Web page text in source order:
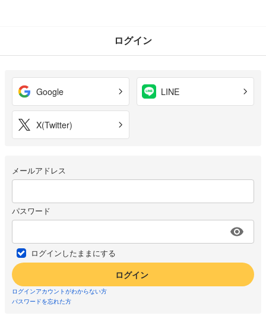
ログイン
Google LINE
X(Twitter)
メールアドレス
パスワード
ログインしたままにする
ログイン
ログインアカウントがわからない方
パスワードを忘れた方